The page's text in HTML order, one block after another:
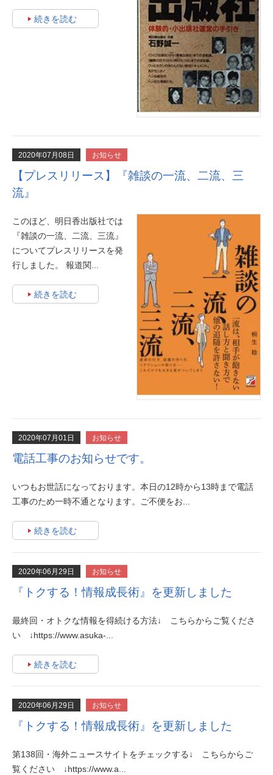
続きを読む
2020年07月08日 お知らせ
【プレスリリース】『雑談の一流、二流、三
流』
このほど、明日香出版社では
『雑談の一流、二流、三流』
についてプレスリリースを発
行しました。 報道関...
続きを読む
2020年07月01日 お知らせ
電話工事のお知らせです。
いつもお世話になっております。本日の12時から13時まで電話
工事のため一時不通となります。ご不便をお...
続きを読む
2020年06月29日 お知らせ
『トクする！情報成長術』を更新しました
最終回・オトクな情報を得続ける方法↓ こちらからご覧くださ
い ↓https://www.asuka-...
続きを読む
2020年06月29日 お知らせ
『トクする！情報成長術』を更新しました
第138回・海外ニュースサイトをチェックする↓ こちらからご
覧ください ↓https://www.a...